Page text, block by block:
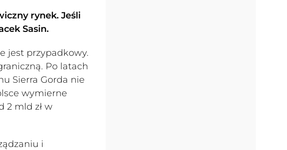
rynek. Jeśli
Sasin.
jest przypadkowy.
Po latach
Sierra Gorda nie
wymierne
2 mld zł w
i